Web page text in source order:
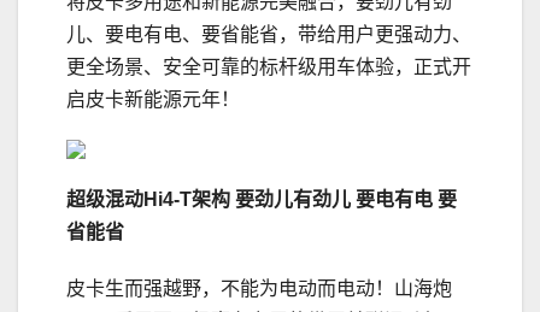
儿、要电有电、要省能省，带给用户更强动力、
更全场景、安全可靠的标杆级用车体验，正式开
启皮卡新能源元年！
超级混动Hi4-T架构 要劲儿有劲儿 要电有电 要
省能省
皮卡生而强越野，不能为电动而电动！山海炮